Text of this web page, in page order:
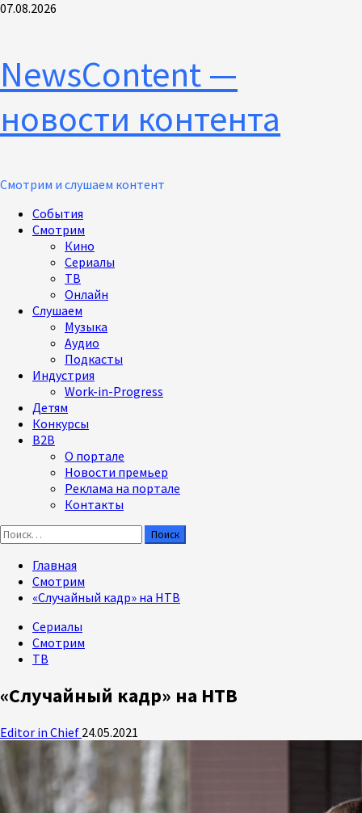
Перейти
07.08.2026
NewsContent —
новости контента
Смотрим и слушаем контент
Основное
меню
События
Смотрим
Кино
Сериалы
ТВ
Онлайн
Слушаем
Музыка
Аудио
Подкасты
Индустрия
Work-in-Progress
Детям
Конкурсы
B2B
О портале
Новости премьер
Реклама на портале
Контакты
Найти:
Главная
Смотрим
«Случайный кадр» на НТВ
Сериалы
Смотрим
ТВ
«Случайный кадр» на НТВ
Editor in Chief 24.05.2021